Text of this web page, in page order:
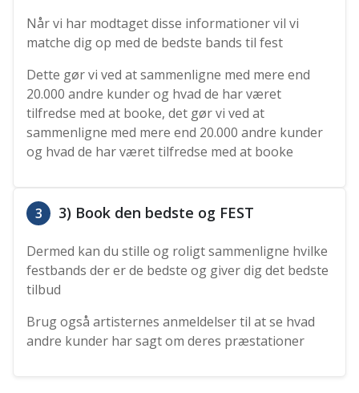
Når vi har modtaget disse informationer vil vi
matche dig op med de bedste bands til fest
Dette gør vi ved at sammenligne med mere end
20.000 andre kunder og hvad de har været
tilfredse med at booke, det gør vi ved at
sammenligne med mere end 20.000 andre kunder
og hvad de har været tilfredse med at booke
3 3) Book den bedste og FEST
Dermed kan du stille og roligt sammenligne hvilke
festbands der er de bedste og giver dig det bedste
tilbud
Brug også artisternes anmeldelser til at se hvad
andre kunder har sagt om deres præstationer